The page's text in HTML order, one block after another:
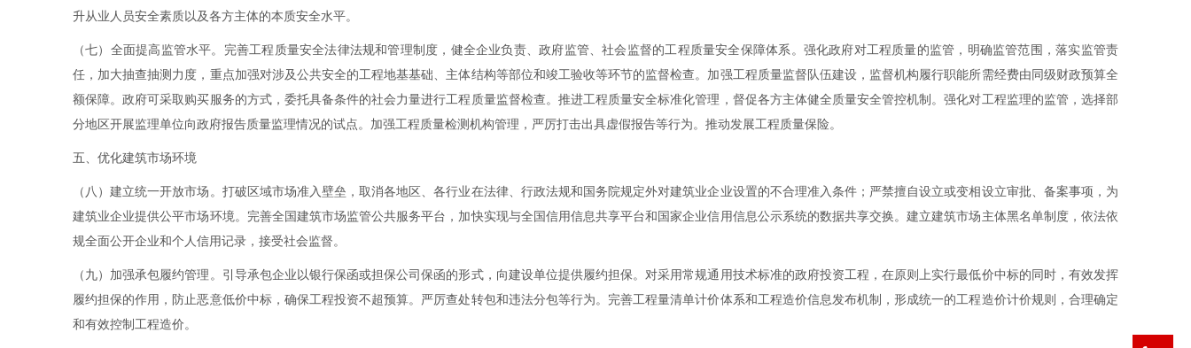
升从业人员安全素质以及各方主体的本质安全水平。
（七）全面提高监管水平。完善工程质量安全法律法规和管理制度，健全企业负责、政府监管、社会监督的工程质量安全保障体系。强化政府对工程质量的监管，明确监管范围，落实监管责
任，加大抽查抽测力度，重点加强对涉及公共安全的工程地基基础、主体结构等部位和竣工验收等环节的监督检查。加强工程质量监督队伍建设，监督机构履行职能所需经费由同级财政预算全
额保障。政府可采取购买服务的方式，委托具备条件的社会力量进行工程质量监督检查。推进工程质量安全标准化管理，督促各方主体健全质量安全管控机制。强化对工程监理的监管，选择部
分地区开展监理单位向政府报告质量监理情况的试点。加强工程质量检测机构管理，严厉打击出具虚假报告等行为。推动发展工程质量保险。
五、优化建筑市场环境
（八）建立统一开放市场。打破区域市场准入壁垒，取消各地区、各行业在法律、行政法规和国务院规定外对建筑业企业设置的不合理准入条件；严禁擅自设立或变相设立审批、备案事项，为
建筑业企业提供公平市场环境。完善全国建筑市场监管公共服务平台，加快实现与全国信用信息共享平台和国家企业信用信息公示系统的数据共享交换。建立建筑市场主体黑名单制度，依法依
规全面公开企业和个人信用记录，接受社会监督。
（九）加强承包履约管理。引导承包企业以银行保函或担保公司保函的形式，向建设单位提供履约担保。对采用常规通用技术标准的政府投资工程，在原则上实行最低价中标的同时，有效发挥
履约担保的作用，防止恶意低价中标，确保工程投资不超预算。严厉查处转包和违法分包等行为。完善工程量清单计价体系和工程造价信息发布机制，形成统一的工程造价计价规则，合理确定
和有效控制工程造价。